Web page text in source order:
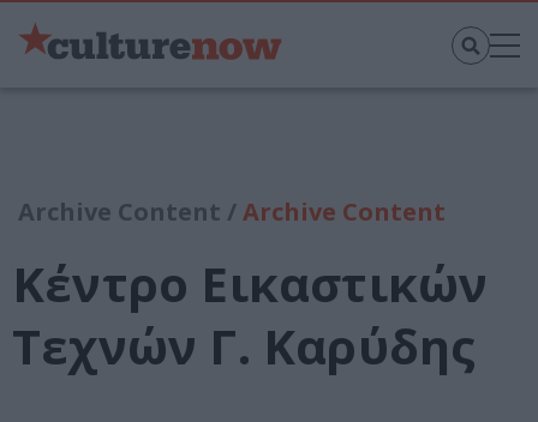
Archive Content /Archive Content
Κέντρο Εικαστικών
Τεχνών Γ. Καρύδης